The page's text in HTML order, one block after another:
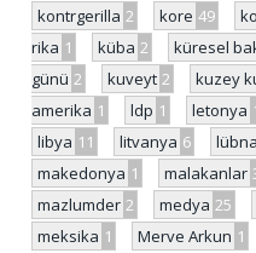
kontrgerilla 2 kore 49
rika 1 küba 2 küresel
günü 2 kuveyt 2 kuzey
amerika 1 ldp 1 letonya
libya 11 litvanya 6
makedonya 1 malakanlar
mazlumder 2 medya 25
meksika 1 Merve Arkun 1